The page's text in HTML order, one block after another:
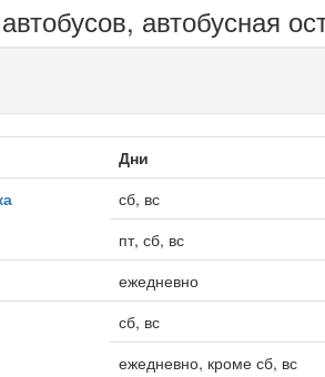
автобусная
Дни
сб, вс
пт, сб, вс
ежедневно
сб, вс
ежедневно, кроме сб, вс